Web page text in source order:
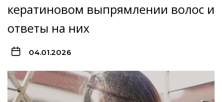
кератиновом выпрямлении волос и
ответы на них
04.01.2026